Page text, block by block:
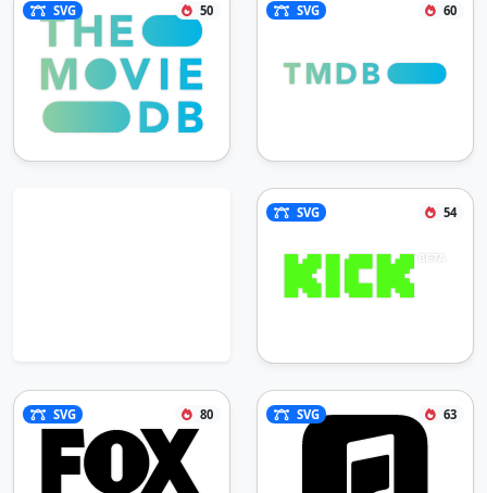
SVG 50 SVG 60
SVG 54
SVG 80 SVG 63